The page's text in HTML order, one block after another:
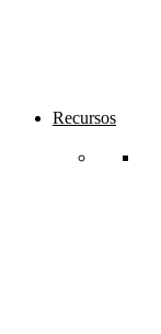
Recursos